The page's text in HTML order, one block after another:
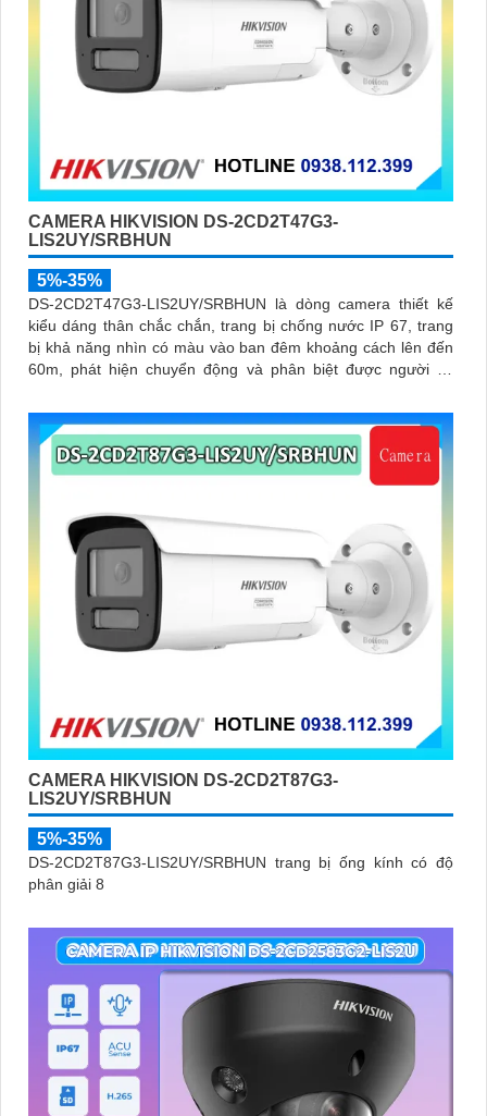
CAMERA HIKVISION DS-2CD2T47G3-
LIS2UY/SRBHUN
5%-35%
DS-2CD2T47G3-LIS2UY/SRBHUN là dòng camera thiết kế
kiểu dáng thân chắc chắn, trang bị chống nước IP 67, trang
bị khả năng nhìn có màu vào ban đêm khoảng cách lên đến
60m, phát hiện chuyển động và phân biệt được người và
CAMERA HIKVISION DS-2CD2T87G3-
LIS2UY/SRBHUN
5%-35%
DS-2CD2T87G3-LIS2UY/SRBHUN trang bị ống kính có độ
phân giải 8